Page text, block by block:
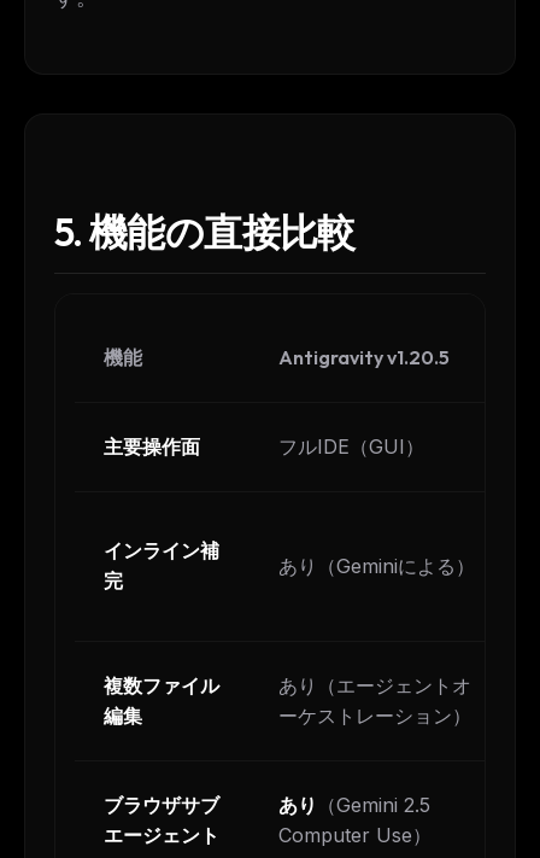
5. 機能の直接比較
機能 Antigravity v1.20.5
主要操作面 フルIDE（GUI）
インライン補
完
あり（Geminiによる）
複数ファイル
編集
あり（エージェントオ
ーケストレーション）
ブラウザサブ
エージェント
あり
（Gemini 2.5
Computer Use）